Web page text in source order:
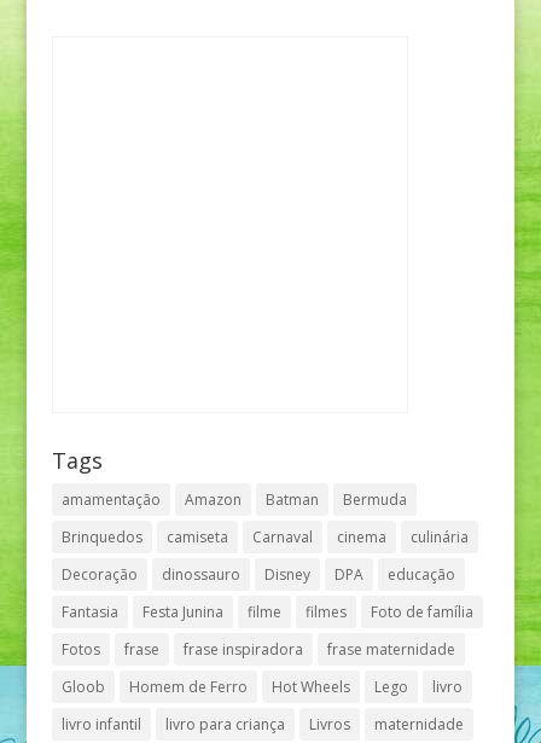
Tags
amamentação Amazon Batman
Bermuda
Brinquedos
camiseta Carnaval cinema
culinária
Decoração
dinossauro Disney DPA
educação
Fantasia
Festa Junina filme filmes
Foto de família
Fotos
frase frase inspiradora
frase maternidade
Gloob
Homem de Ferro Hot Wheels Lego
livro
livro infantil
livro para criança Livros maternidade